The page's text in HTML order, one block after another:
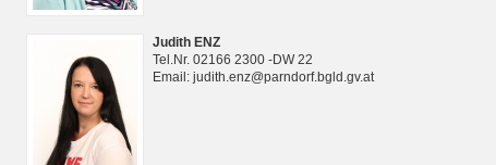
Judith ENZ
Tel.Nr. 02166 2300 -DW 22
Email: judith.enz@parndorf.bgld.gv.at